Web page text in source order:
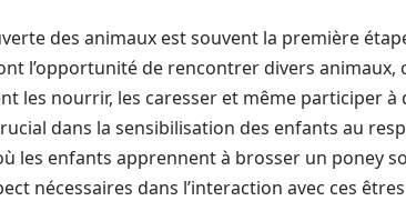
des animaux est souvent la première
l’opportunité de rencontrer divers animaux,
les nourrir, les caresser et même participer
dans la sensibilisation des enfants au
les enfants apprennent à brosser un poney
nécessaires dans l’interaction avec ces